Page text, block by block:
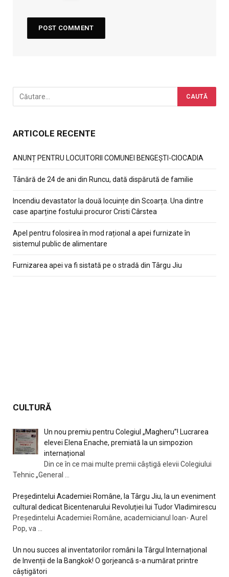
ARTICOLE RECENTE
ANUNȚ PENTRU LOCUITORII COMUNEI BENGEȘTI-CIOCADIA
Tânără de 24 de ani din Runcu, dată dispărută de familie
Incendiu devastator la două locuințe din Scoarța. Una dintre
case aparține fostului procuror Cristi Cârstea
Apel pentru folosirea în mod rațional a apei furnizate în
sistemul public de alimentare
Furnizarea apei va fi sistată pe o stradă din Târgu Jiu
CULTURĂ
Un nou premiu pentru Colegiul „Magheru”! Lucrarea
elevei Elena Enache, premiată la un simpozion
internațional
Din ce în ce mai multe premii câștigă elevii Colegiului
Tehnic „General
Președintelui Academiei Române, la Târgu Jiu, la un eveniment
cultural dedicat Bicentenarului Revoluției lui Tudor Vladimirescu
Președintelui Academiei Române, academicianul Ioan- Aurel
Pop, va
Un nou succes al inventatorilor români la Târgul Internațional
de Invenții de la Bangkok! O gorjeancă s-a numărat printre
câștigători